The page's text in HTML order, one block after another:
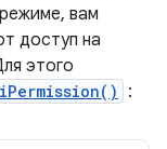
вам
доступ на
этого
: